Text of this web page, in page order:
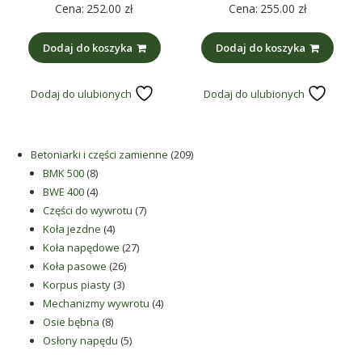
Cena: 252.00 zł
Dodaj do koszyka
Dodaj do ulubionych
Cena: 255.00 zł
Dodaj do koszyka
Dodaj do ulubionych
Betoniarki i części zamienne 209209
BMK 500 88
produktów
BWE 400 44
produkty
Części do wywrotu 77
Koła jezdne 44
produkty
Koła napędowe 2727
Koła pasowe 2626
produktów
Korpus piasty 33
produkty
Mechanizmy wywrotu 44
Osie bębna 88
produktów
Osłony napędu 55